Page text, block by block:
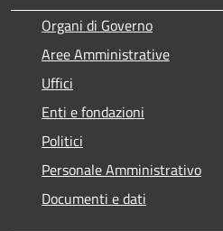
Organi di Governo
Aree Amministrative
Uffici
Enti e fondazioni
Politici
Personale Amministrativo
Documenti e dati